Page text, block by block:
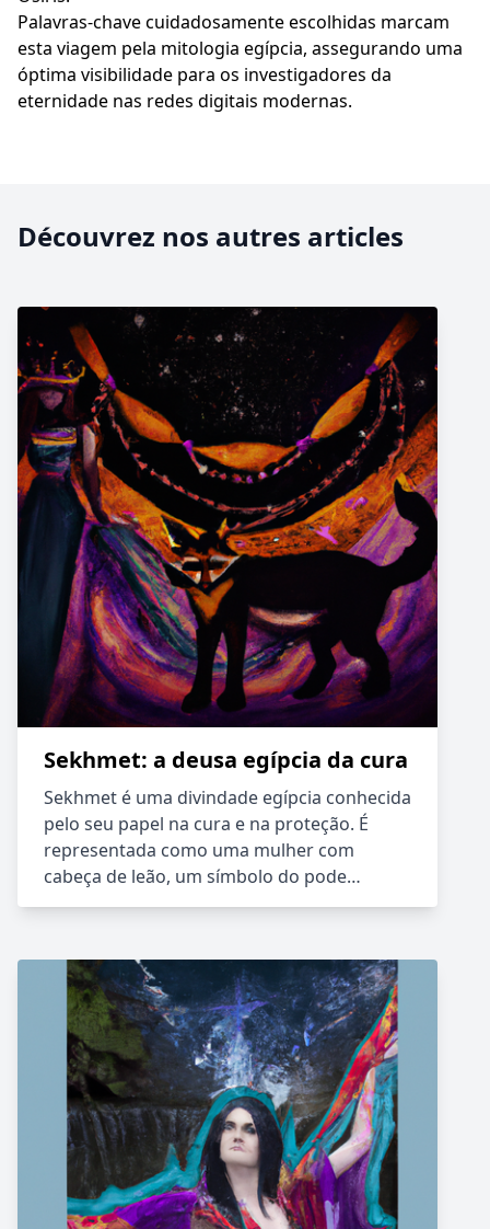
Palavras-chave cuidadosamente escolhidas marcam
esta viagem pela mitologia egípcia, assegurando uma
óptima visibilidade para os investigadores da
eternidade nas redes digitais modernas.
Découvrez nos autres articles
Sekhmet: a deusa egípcia da cura
Sekhmet é uma divindade egípcia conhecida
pelo seu papel na cura e na proteção. É
representada como uma mulher com
cabeça de leão, um símbolo do pode…